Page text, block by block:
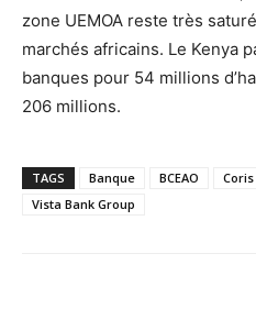
zone UEMOA reste très
marchés africains. Le Kenya
banques pour 54 millions
206 millions.
TAGS Banque BCEAO
Vista Bank Group